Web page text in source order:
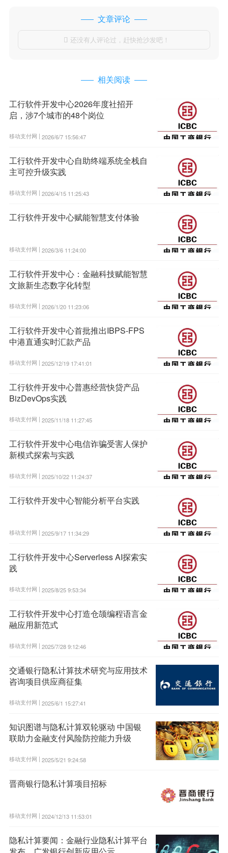
文章评论
 还没有人评论过，赶快抢沙发吧！
相关阅读
工行软件开发中心2026年度社招开
启，涉7个城市的48个岗位
移动支付网 | 2026/6/7 15:56:47
工行软件开发中心自助终端系统全栈自
主可控升级实践
移动支付网 | 2026/4/15 11:25:43
工行软件开发中心赋能智慧支付体验
移动支付网 | 2026/3/6 11:24:00
工行软件开发中心：金融科技赋能智慧
文旅新生态数字化转型
移动支付网 | 2026/1/20 11:23:06
工行软件开发中心首批推出IBPS-FPS
中港直通实时汇款产品
移动支付网 | 2025/12/19 17:41:01
工行软件开发中心普惠经营快贷产品
BizDevOps实践
移动支付网 | 2025/11/18 11:27:45
工行软件开发中心电信诈骗受害人保护
新模式探索与实践
移动支付网 | 2025/10/22 11:24:37
工行软件开发中心智能分析平台实践
移动支付网 | 2025/9/17 11:34:29
工行软件开发中心Serverless AI探索实
践
移动支付网 | 2025/8/25 9:53:34
工行软件开发中心打造仓颉编程语言金
融应用新范式
移动支付网 | 2025/7/28 9:12:46
交通银行隐私计算技术研究与应用技术
咨询项目供应商征集
移动支付网 | 2025/6/1 15:27:41
知识图谱与隐私计算双轮驱动 中国银
联助力金融支付风险防控能力升级
移动支付网 | 2025/5/21 9:24:58
晋商银行隐私计算项目招标
移动支付网 | 2024/12/13 11:53:01
隐私计算要闻：金融行业隐私计算平台